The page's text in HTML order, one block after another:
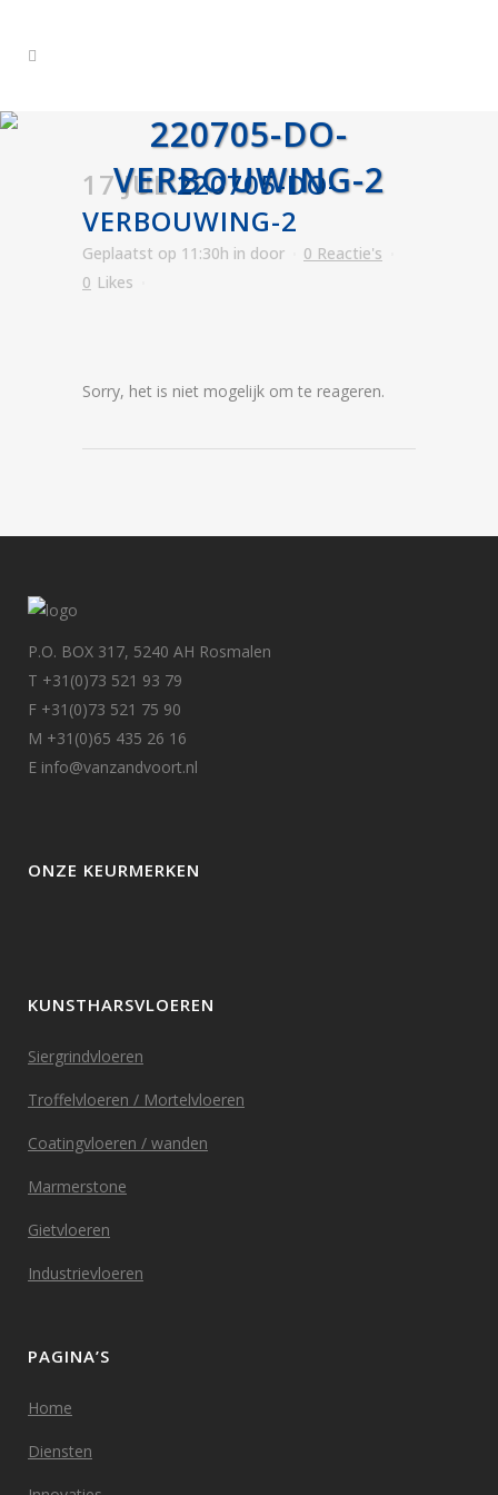
220705-DO-
VERBOUWING-2
17 JUL220705-DO-
VERBOUWING-2
Geplaatst op 11:30h in door
0 Reactie's
0 Likes
Sorry, het is niet mogelijk om te reageren.
P.O. BOX 317, 5240 AH Rosmalen
T +31(0)73 521 93 79
F +31(0)73 521 75 90
M +31(0)65 435 26 16
E info@vanzandvoort.nl
ONZE KEURMERKEN
KUNSTHARSVLOEREN
Siergrindvloeren
Troffelvloeren / Mortelvloeren
Coatingvloeren / wanden
Marmerstone
Gietvloeren
Industrievloeren
PAGINA’S
Home
Diensten